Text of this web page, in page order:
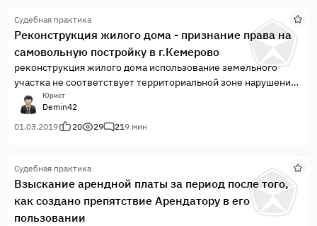
Судебная практика
Реконструкция жилого дома - признание права на
самовольную постройку в г.Кемерово
реконструкция жилого дома использование земельного
участка не соответствует территориальной зоне нарушение
санитарных норм и правил
Юрист
Demin42
01.03.2019
20 29 219 мин
Судебная практика
Взыскание арендной платы за период после того,
как создано препятствие Арендатору в его
пользовании